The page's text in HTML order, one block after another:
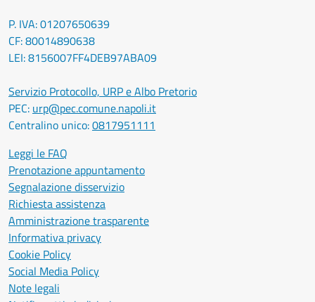
P. IVA: 01207650639
CF: 80014890638
LEI: 8156007FF4DEB97ABA09
Servizio Protocollo, URP e Albo Pretorio
PEC: urp@pec.comune.napoli.it
Centralino unico:0817951111
Leggi le FAQ
Prenotazione appuntamento
Segnalazione disservizio
Richiesta assistenza
Amministrazione trasparente
Informativa privacy
Cookie Policy
Social Media Policy
Note legali